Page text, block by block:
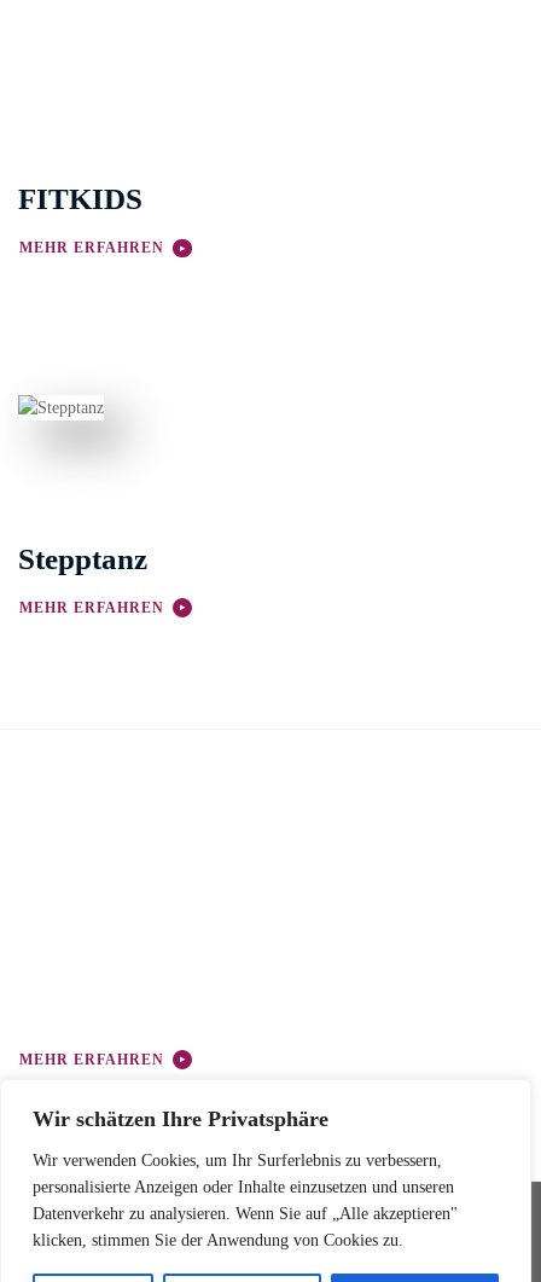
Wir schätzen Ihre Privatsphäre
Wir verwenden Cookies, um Ihr Surferlebnis zu verbessern,
personalisierte Anzeigen oder Inhalte einzusetzen und unseren
Datenverkehr zu analysieren. Wenn Sie auf „Alle akzeptieren"
klicken, stimmen Sie der Anwendung von Cookies zu.
FITKIDS
MEHR ERFAHREN
Stepptanz
MEHR ERFAHREN
MEHR ERFAHREN
Ballettschule Wedemark
© 2025 Ballettschule Wedemark